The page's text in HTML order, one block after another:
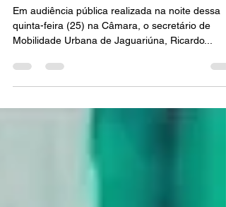
milhão
Em audiência pública realizada na noite dessa
Mobilidade Urbana de Jaguariúna, Ricardo...